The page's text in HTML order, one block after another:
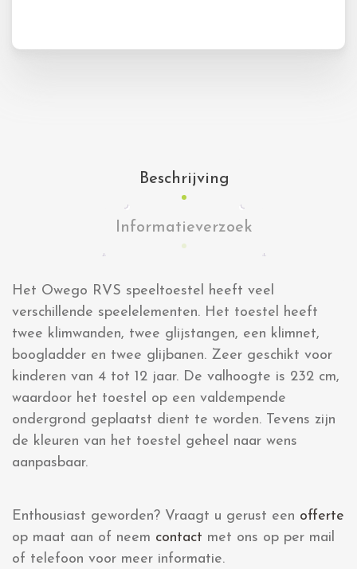
Beschrijving
Informatieverzoek
Het Owego RVS speeltoestel heeft veel
verschillende speelelementen. Het toestel heeft
twee klimwanden, twee glijstangen, een klimnet,
boogladder en twee glijbanen. Zeer geschikt voor
kinderen van 4 tot 12 jaar. De valhoogte is 232 cm,
waardoor het toestel op een valdempende
ondergrond geplaatst dient te worden. Tevens zijn
de kleuren van het toestel geheel naar wens
aanpasbaar.
Enthousiast geworden? Vraagt u gerust een offerte
op maat aan of neem contact met ons op per mail
of telefoon voor meer informatie.